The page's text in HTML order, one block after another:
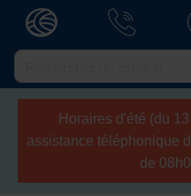
Horaires d'été (du
assistance téléphonique
de